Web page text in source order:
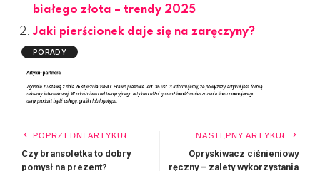
białego złota – trendy 2025
Jaki pierścionek daje się na zaręczyny?
PORADY
POPRZEDNI ARTYKUŁ
Czy bransoletka to dobry
pomysł na prezent?
NASTĘPNY ARTYKUŁ
Opryskiwacz ciśnieniowy
ręczny – zalety wykorzystania